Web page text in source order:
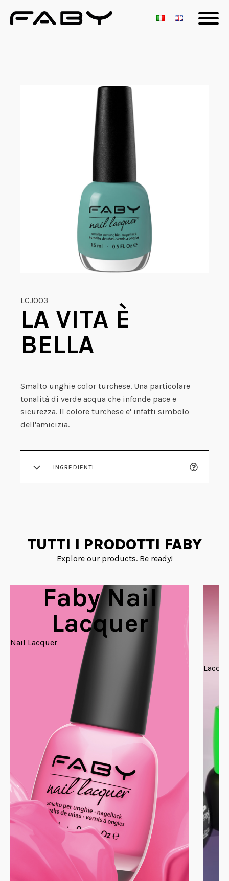
LCJ003
LA VITA È
BELLA
Smalto unghie color turchese. Una particolare
tonalità di verde acqua che infonde pace e
sicurezza. Il colore turchese e' infatti simbolo
dell'amicizia.
INGREDIENTI
TUTTI I PRODOTTI FABY
Explore our products. Be ready!
Faby Nail
Lacquer
Nail Lacquer